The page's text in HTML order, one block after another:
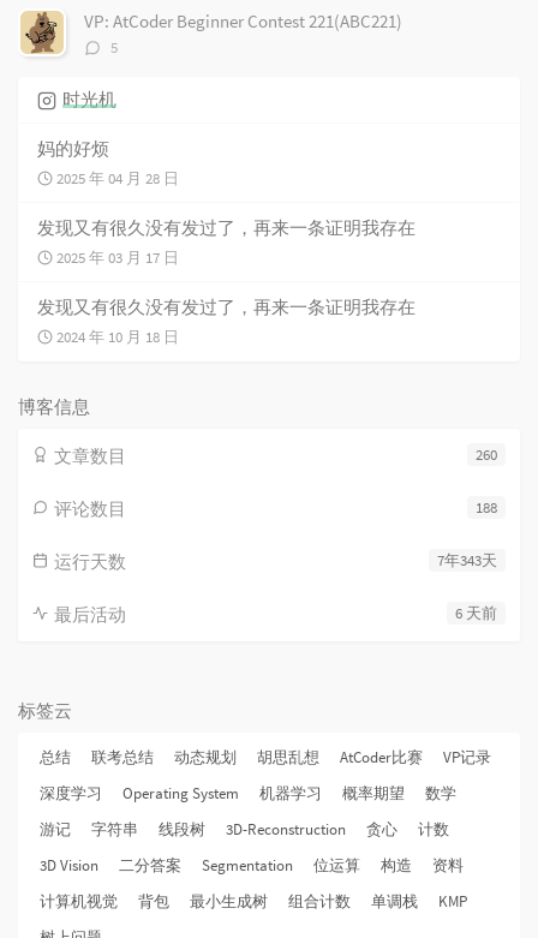
数：
VP: AtCoder Beginner Contest 221(ABC221)
评
5
时光机
妈的好烦
2025 年 04 月 28 日
发现又有很久没有发过了，再来一条证明我存在
2025 年 03 月 17 日
发现又有很久没有发过了，再来一条证明我存在
2024 年 10 月 18 日
博客信息
260
文章数目
188
评论数目
7年343天
运行天数
6 天前
最后活动
标签云
总结 联考总结 动态规划 胡思乱想 AtCoder比赛
VP记录
深度学习
Operating System 机器学习 概率期望
数学
游记
字符串 线段树 3D-Reconstruction 贪心
计数
3D Vision
二分答案 Segmentation 位运算 构造
资料
计算机视觉
背包 最小生成树 组合计数 单调栈
KMP